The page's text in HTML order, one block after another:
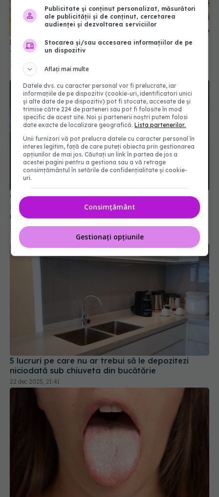
Motivul surprinzător pentru care berea din sticle
transparente își pierde rapid gustul
23 mai 2026, 21:14
Cum își mențin sănătatea vedetele atunci când
sunt în turneu: rezistă chiar și în ploaie fără să
răcească
22 iul 2026, 20:00
5 lucruri pe care nu ar trebui să le depozitezi
niciodată sub chiuveta din bucătărie
22 dec 2025, 21:41
Publicitate și conținut personalizat, măsurători
ale publicității și de conținut, cercetarea
audienței și dezvoltarea serviciilor
Stocarea și/sau accesarea informațiilor de pe
un dispozitiv
Aflați mai multe
Datele dvs. cu caracter personal vor fi prelucrate, iar
informațiile de pe dispozitiv (cookie-uri, identificatori unici
și alte date de pe dispozitiv) pot fi stocate, accesate de și
trimise către 224 de parteneri sau pot fi folosite în mod
specific de acest site. Noi și partenerii noștri putem folosi
date exacte de localizare geografică.Lista partenerilor.
Unii furnizori vă pot prelucra datele cu caracter personal în
interes legitim, față de care puteți obiecta prin gestionarea
opțiunilor de mai jos. Căutați un link în partea de jos a
acestei pagini pentru a gestiona sau a vă retrage
consimțământul în setările de confidențialitate și cookie-
uri.
Consimțământ
Gestionați opțiunile